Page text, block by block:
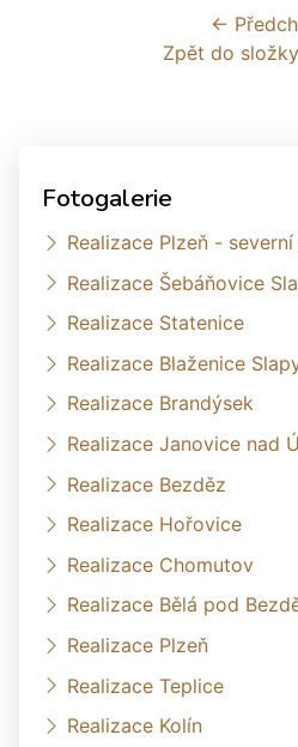
←
Zpět do složky
Fotogalerie
Realizace Plzeň -
Realizace Šebáňovice
Realizace Statenice
Realizace Blaženice
Realizace Brandýsek
Realizace Janovice nad
Realizace Bezděz
Realizace Hořovice
Realizace Chomutov
Realizace Bělá pod
Realizace Plzeň
Realizace Teplice
Realizace Kolín